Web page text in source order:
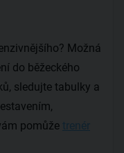
Možná
do běžeckého
sledujte tabulky a
pomůže trenér